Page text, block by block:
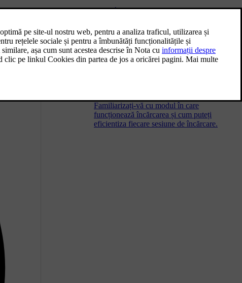
Interior
Familiarizați-vă cu aspectul interiorului și
funcțiile practice, precum suporturile pentru
pahare și porturile de încărcare pentru
dispozitive.
Familiarizați-vă cu modul în care
funcționează încărcarea și cum puteți
eficientiza fiecare sesiune de încărcare.